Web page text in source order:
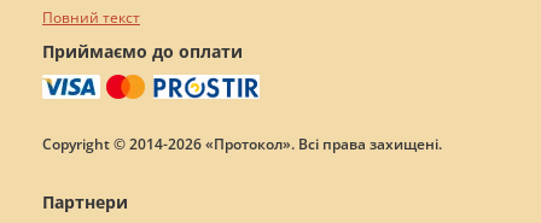
Повний текст
Приймаємо до оплати
Copyright © 2014-2026 «Протокол». Всі права захищені.
Партнери